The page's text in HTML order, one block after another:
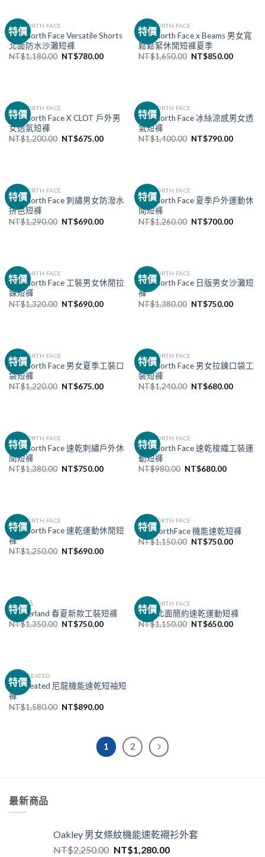
特價 已售完
THE NORTH FACE
The North Face Versatile Shorts
北面防水沙灘短褲
NT$1,180.00 NT$780.00
特價
THE NORTH FACE
The North Face x Beams 男女寬
鬆鬆緊休閒短褲夏季
NT$1,650.00 NT$850.00
特價 已售完
THE NORTH FACE
The North Face X CLOT 戶外男
女透氣短褲
NT$1,200.00 NT$675.00
特價
THE NORTH FACE
The North Face 冰絲涼感男女透
氣短褲
NT$1,400.00 NT$790.00
特價 已售完
THE NORTH FACE
The North Face 刺繡男女防潑水
拼色短褲
NT$1,290.00 NT$690.00
特價
THE NORTH FACE
The North Face 夏季戶外運動休
閒短褲
NT$1,260.00 NT$700.00
特價
THE NORTH FACE
The North Face 工裝男女休閒拉
鍊短褲
NT$1,320.00 NT$690.00
特價
THE NORTH FACE
The North Face 日版男女沙灘短
褲
NT$1,380.00 NT$750.00
特價
THE NORTH FACE
The North Face 男女夏季工裝口
袋短褲
NT$1,220.00 NT$675.00
特價
THE NORTH FACE
The North Face 男女拉鍊口袋工
裝短褲
NT$1,240.00 NT$680.00
特價
THE NORTH FACE
The North Face 速乾刺繡戶外休
閒短褲
NT$1,380.00 NT$750.00
特價
THE NORTH FACE
The North Face 速乾梭織工裝運
動短褲
NT$980.00 NT$680.00
特價
THE NORTH FACE
The North Face 速乾運動休閒短
褲
NT$1,250.00 NT$690.00
特價
THE NORTH FACE
TheNorthFace 機能速乾短褲
NT$1,150.00 NT$750.00
特價
全部商品
Timberland 春夏新款工裝短褲
NT$1,350.00 NT$750.00
特價 已售完
THE NORTH FACE
TNF 北面簡約速乾運動短褲
NT$1,150.00 NT$650.00
特價
UNDEFEATED
Undefeated 尼龍機能速乾短袖短
褲
NT$1,580.00 NT$890.00
1 2
最新商品
Oakley 男女條紋機能速乾襯衫外套
NT$2,250.00 NT$1,280.00